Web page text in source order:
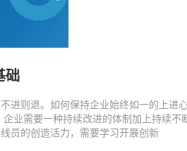
础
进则退。如何保持企业始终如一的上进
业需要一种持续改进的体制加上持续不
员的创造活力，需要学习开展创新